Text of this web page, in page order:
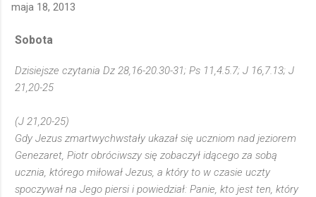
maja 18, 2013
Sobota
Dzisiejsze czytania Dz 28,16-20.30-31; Ps 11,4.5.7; J 16,7.13; J
21,20-25
(J 21,20-25)
Gdy Jezus zmartwychwstały ukazał się uczniom nad jeziorem
Genezaret, Piotr obróciwszy się zobaczył idącego za sobą
ucznia, którego miłował Jezus, a który to w czasie uczty
spoczywał na Jego piersi i powiedział: Panie, kto jest ten, który